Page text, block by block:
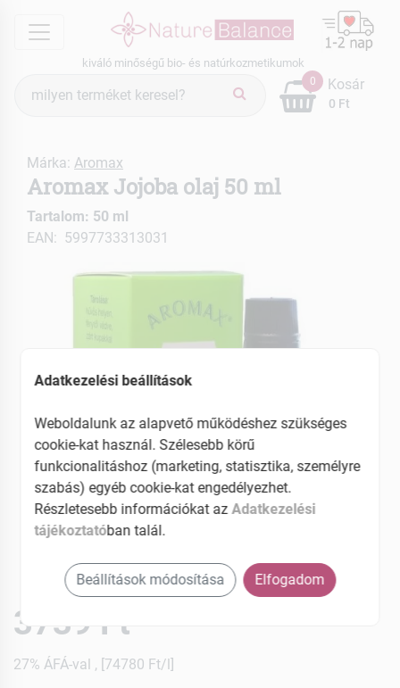
menu
kiváló minőségű bio- és natúrkozmetikumok
keresés
0
0 Ft
Kosár
Márka: Aromax
Aromax Jojoba olaj 50 ml
Tartalom: 50 ml
EAN: 5997733313031
3739 Ft
27% ÁFÁ-val , [74780 Ft/l]
Adatkezelési beállítások
Weboldalunk az alapvető működéshez szükséges
cookie-kat használ. Szélesebb körű
funkcionalitáshoz (marketing, statisztika, személyre
szabás) egyéb cookie-kat engedélyezhet.
Részletesebb információkat az Adatkezelési
tájékoztatóban talál.
Beállítások módosítása Elfogadom